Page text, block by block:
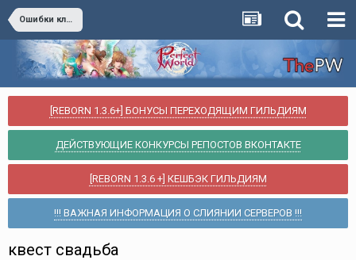
Ошибки клиента игры
[REBORN 1.3.6+] БОНУСЫ ПЕРЕХОДЯЩИМ ГИЛЬДИЯМ
ДЕЙСТВУЮЩИЕ КОНКУРСЫ РЕПОСТОВ ВКОНТАКТЕ
[REBORN 1.3.6 +] КЕШБЭК ГИЛЬДИЯМ
!!! ВАЖНАЯ ИНФОРМАЦИЯ О СЛИЯНИИ СЕРВЕРОВ !!!
квест свадьба